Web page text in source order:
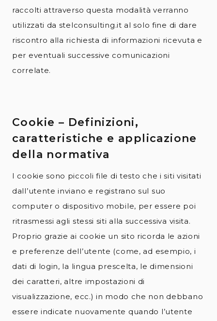
raccolti attraverso questa modalità verranno
utilizzati da stelconsulting.it al solo fine di dare
riscontro alla richiesta di informazioni ricevuta e
per eventuali successive comunicazioni
correlate.
Cookie – Definizioni,
caratteristiche e applicazione
della normativa
I cookie sono piccoli file di testo che i siti visitati
dall’utente inviano e registrano sul suo
computer o dispositivo mobile, per essere poi
ritrasmessi agli stessi siti alla successiva visita.
Proprio grazie ai cookie un sito ricorda le azioni
e preferenze dell’utente (come, ad esempio, i
dati di login, la lingua prescelta, le dimensioni
dei caratteri, altre impostazioni di
visualizzazione, ecc.) in modo che non debbano
essere indicate nuovamente quando l’utente